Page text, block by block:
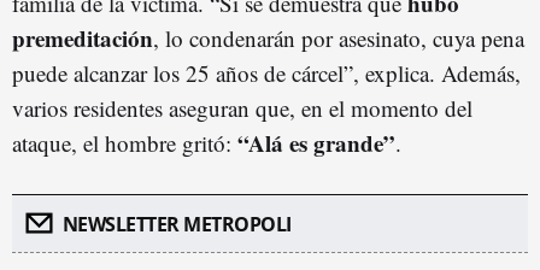
premeditación, lo condenarán por asesinato, cuya pena
puede alcanzar los 25 años de cárcel”, explica. Además,
varios residentes aseguran que, en el momento del
ataque, el hombre gritó: “Alá es grande”.
NEWSLETTER METROPOLI